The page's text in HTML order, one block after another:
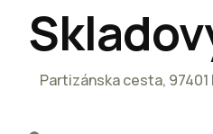
Partizánska cesta,